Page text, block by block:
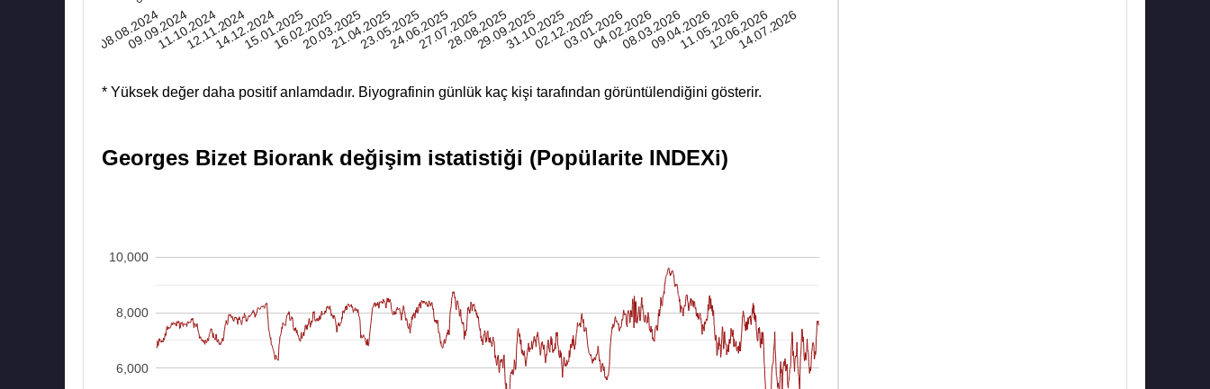
08.08.2024
09.09.2024
11.10.2024
12.11.2024
14.12.2024
15.01.2025
16.02.2025
20.03.2025
21.04.2025
23.05.2025
24.06.2025
27.07.2025
28.08.2025
29.09.2025
31.10.2025
02.12.2025
03.01.2026
04.02.2026
08.03.2026
09.04.2026
11.05.2026
12.06.2026
14.07.2026
* Yüksek değer daha positif anlamdadır. Biyografinin günlük kaç kişi tarafından görüntülendiğini gösterir.
Georges Bizet Biorank değişim istatistiği (Popülarite INDEXi)
6,000
8,000
10,000